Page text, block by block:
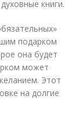
книги.
подарком
она будет
может
Этот
на долгие